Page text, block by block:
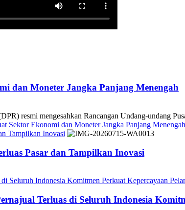
dan Moneter Jangka Panjang Menengah
resmi mengesahkan Rancangan Undang-undang
Sektor Ekonomi dan Moneter Jangka Panjang Menengah
Tampilkan Inovasi
Pasar dan Tampilkan Inovasi
Seluruh Indonesia Komitmen Perkuat Kepercayaan
Terluas di Seluruh Indonesia